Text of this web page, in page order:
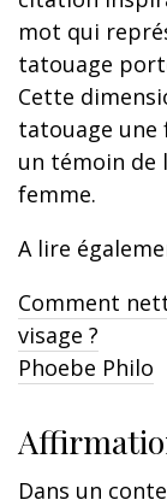
mot qui
tatouage
Cette
tatouage une
un témoin de
femme.
A lire
Comment
visage ?
Phoebe Philo
Dans un